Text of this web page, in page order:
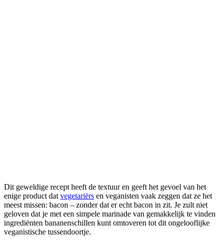
Dit geweldige recept heeft de textuur en geeft het gevoel van het
enige product dat vegetariërs en veganisten vaak zeggen dat ze het
meest missen: bacon – zonder dat er echt bacon in zit. Je zult niet
geloven dat je met een simpele marinade van gemakkelijk te vinden
ingrediënten bananenschillen kunt omtoveren tot dit ongelooflijke
veganistische tussendoortje.